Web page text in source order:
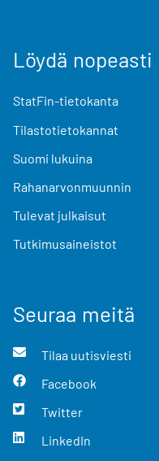
Löydä nopeasti
StatFin-tietokanta
Tilastotietokannat
Suomi lukuina
Rahanarvonmuunnin
Tulevat julkaisut
Tutkimusaineistot
Seuraa meitä
Tilaa uutisviesti
Facebook
Twitter
LinkedIn